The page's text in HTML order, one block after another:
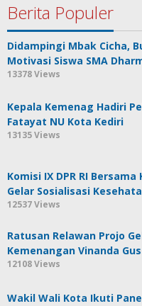
Berita Populer
Didampingi Mbak Cicha,
Motivasi Siswa SMA
13378 Views
Kepala Kemenag Hadiri
Fatayat NU Kota Kediri
13135 Views
Komisi IX DPR RI Bersama
Gelar Sosialisasi
12537 Views
Ratusan Relawan Projo
Kemenangan Vinanda
12108 Views
Wakil Wali Kota Ikuti